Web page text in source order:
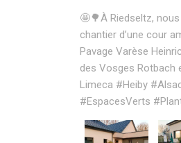
🤩🌳À Riedseltz,
chantier d’une cour
Pavage Varèse
des Vosges Rotbach
Limeca #Heiby
#EspacesVerts